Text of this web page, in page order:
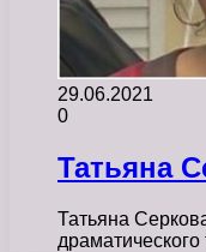
29.06.2021
0
Татьяна
Татьяна